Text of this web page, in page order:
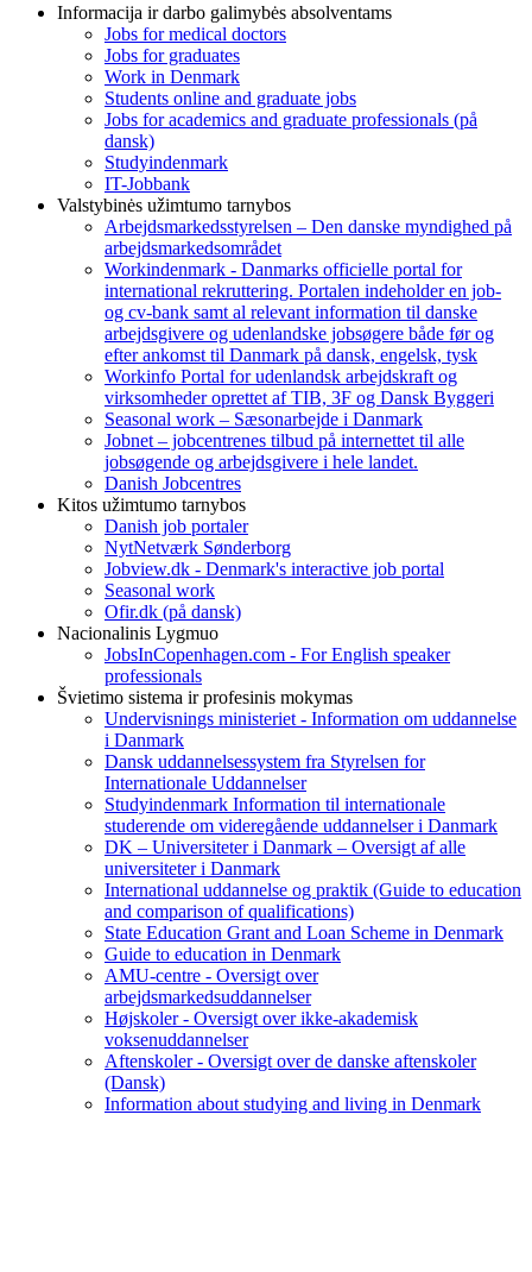
Informacija ir darbo galimybės absolventams
Jobs for medical doctors
Jobs for graduates
Work in Denmark
Students online and graduate jobs
Jobs for academics and graduate professionals (på
dansk)
Studyindenmark
IT-Jobbank
Valstybinės užimtumo tarnybos
Arbejdsmarkedsstyrelsen – Den danske myndighed på
arbejdsmarkedsområdet
Workindenmark - Danmarks officielle portal for
international rekruttering. Portalen indeholder en job-
og cv-bank samt al relevant information til danske
arbejdsgivere og udenlandske jobsøgere både før og
efter ankomst til Danmark på dansk, engelsk, tysk
Workinfo Portal for udenlandsk arbejdskraft og
virksomheder oprettet af TIB, 3F og Dansk Byggeri
Seasonal work – Sæsonarbejde i Danmark
Jobnet – jobcentrenes tilbud på internettet til alle
jobsøgende og arbejdsgivere i hele landet.
Danish Jobcentres
Kitos užimtumo tarnybos
Danish job portaler
NytNetværk Sønderborg
Jobview.dk - Denmark's interactive job portal
Seasonal work
Ofir.dk (på dansk)
Nacionalinis Lygmuo
JobsInCopenhagen.com - For English speaker
professionals
Švietimo sistema ir profesinis mokymas
Undervisnings ministeriet - Information om uddannelse
i Danmark
Dansk uddannelsessystem fra Styrelsen for
Internationale Uddannelser
Studyindenmark Information til internationale
studerende om videregående uddannelser i Danmark
DK – Universiteter i Danmark – Oversigt af alle
universiteter i Danmark
International uddannelse og praktik (Guide to education
and comparison of qualifications)
State Education Grant and Loan Scheme in Denmark
Guide to education in Denmark
AMU-centre - Oversigt over
arbejdsmarkedsuddannelser
Højskoler - Oversigt over ikke-akademisk
voksenuddannelser
Aftenskoler - Oversigt over de danske aftenskoler
(Dansk)
Information about studying and living in Denmark